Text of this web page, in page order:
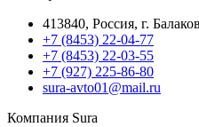
413840, Россия, г.
+7 (8453) 22-04-77
+7 (8453) 22-03-55
+7 (927) 225-86-80
sura-avto01@mail.ru
Компания Sura